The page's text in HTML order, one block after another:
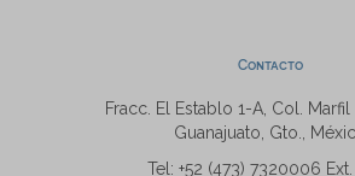
Contacto
Fracc. El Establo 1-A, Col. Marfil
Guanajuato, Gto.,
Tel: +52 (473) 7320006